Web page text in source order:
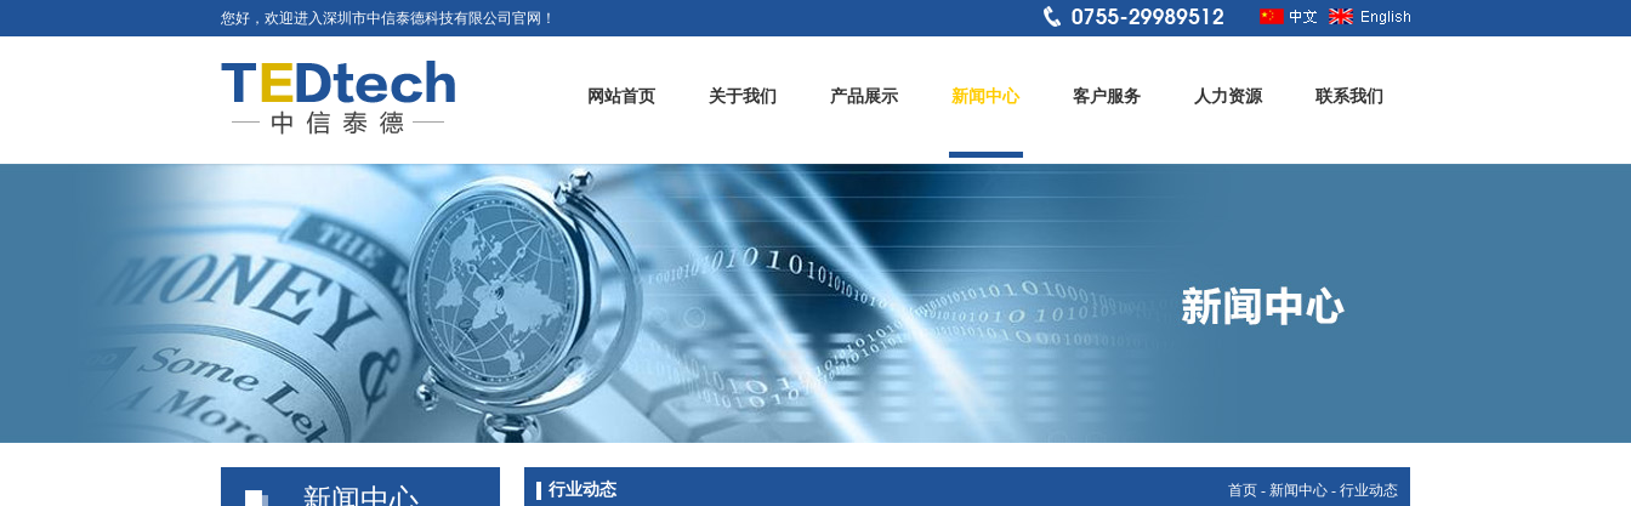
您好，欢迎进入深圳市中信泰德科技有限公司官网！
网站首页 关于我们 产品展示 新闻中心 客户服务 人力资源 联系我们
首页 - 新闻中心 - 行业动态
行业动态